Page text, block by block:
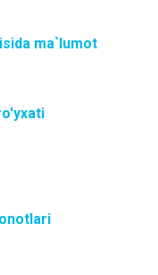
ma`lumot